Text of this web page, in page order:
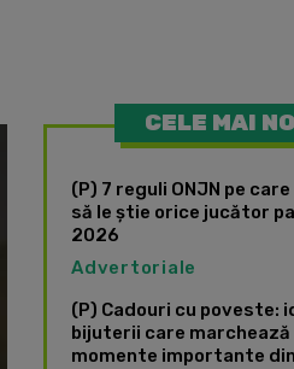
CELE MAI
(P) 7 reguli ONJN pe
să le știe orice jucător
2026
Advertoriale
(P) Cadouri cu poveste:
bijuterii care marchează
momente importante